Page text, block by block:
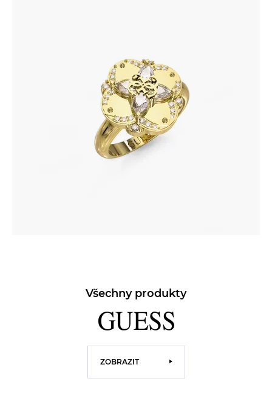
Všechny produkty
ZOBRAZIT